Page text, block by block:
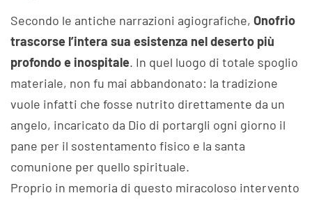
Secondo le antiche narrazioni agiografiche, Onofrio
trascorse l’intera sua esistenza nel deserto più
profondo e inospitale. In quel luogo di totale spoglio
materiale, non fu mai abbandonato: la tradizione
vuole infatti che fosse nutrito direttamente da un
angelo, incaricato da Dio di portargli ogni giorno il
pane per il sostentamento fisico e la santa
comunione per quello spirituale.
Proprio in memoria di questo miracoloso intervento